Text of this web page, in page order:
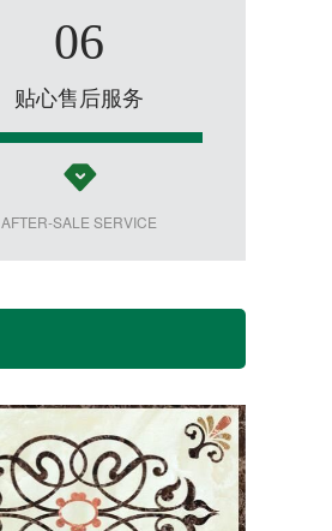
06
贴心售后服务
AFTER-SALE SERVICE